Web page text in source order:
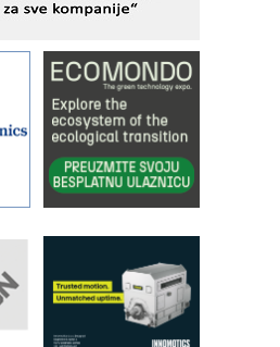
godina preciznosti u
za ispitivanje
koje
hidrauličkih
fluida
Industrial – Napredna
u hidrauličkim i
Rittal